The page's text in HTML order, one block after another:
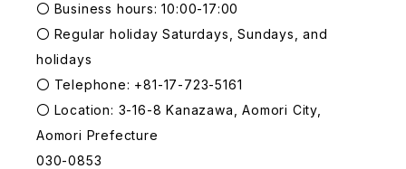
〇 Business hours: 10:00-17:00
〇 Regular holiday Saturdays, Sundays, and
holidays
〇 Telephone: +81-17-723-5161
〇 Location: 3-16-8 Kanazawa, Aomori City,
Aomori Prefecture
030-0853